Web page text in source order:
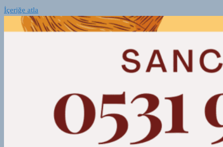
İçeriğe atla